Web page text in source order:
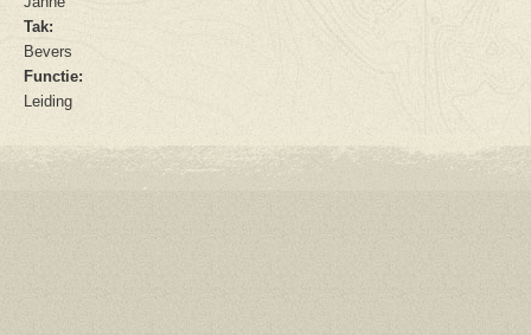
Tak:
Bevers
Functie:
Leiding